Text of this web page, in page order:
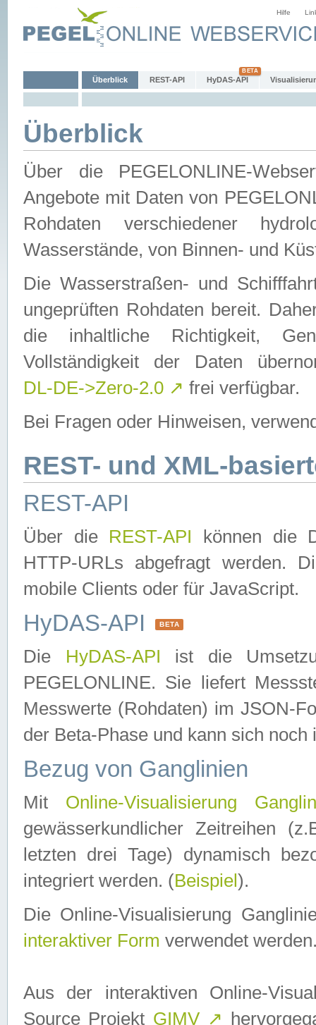
Hilfe
Überblick REST-API HyDAS-API
Überblick
Über die PEGELONLINE-
Angebote mit Daten von
Rohdaten verschiedener
Wasserstände, von Binnen- und
Die Wasserstraßen- und
ungeprüften Rohdaten bereit.
die inhaltliche Richtigkeit,
Vollständigkeit der Daten
DL-DE->Zero-2.0 ↗ frei verfügbar.
Bei Fragen oder Hinweisen,
REST- und XML-
REST-API
Über die REST-API können die
HTTP-URLs abgefragt werden.
mobile Clients oder für JavaScript.
HyDAS-API BETA
Die HyDAS-API ist die
PEGELONLINE. Sie liefert
Messwerte (Rohdaten) im JSON-
der Beta-Phase und kann sich noch
Bezug von Ganglinien
Mit Online-Visualisierung
gewässerkundlicher Zeitreihen
letzten drei Tage) dynamisch
integriert werden. (Beispiel ).
Die Online-Visualisierung
interaktiver Form verwendet
Aus der interaktiven Online-
Source Projekt GIMV ↗